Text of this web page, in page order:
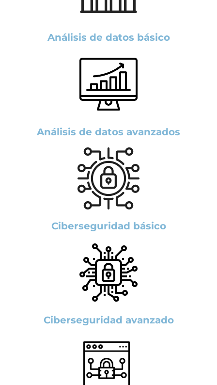
Análisis de datos básico
Análisis de datos avanzados
Ciberseguridad básico
Ciberseguridad avanzado